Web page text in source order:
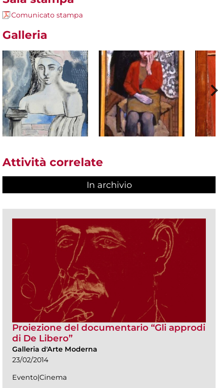
Comunicato stampa
Galleria
Attività correlate
In archivio
Proiezione del documentario “Gli approdi
di De Libero”
Galleria d'Arte Moderna
23/02/2014
Evento|Cinema